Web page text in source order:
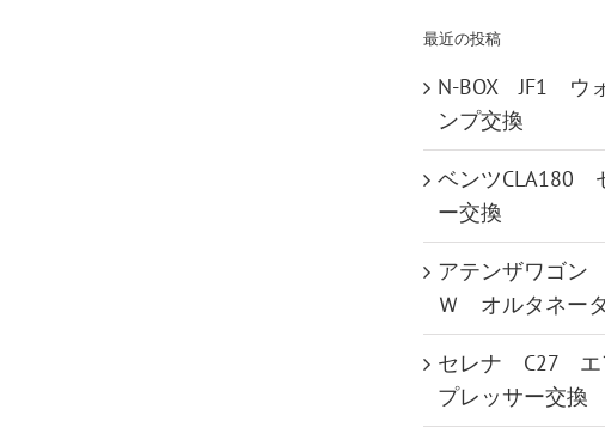
最近の投稿
N-BOX JF1 ウ
ンプ交換
ベンツCLA180
ー交換
アテンザワゴン
Ｗ オルタネー
セレナ C27 エ
プレッサー交換